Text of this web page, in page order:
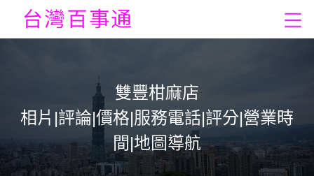
雙豐柑麻店
相片|評論|價格|服務電話|評分|營業時
間|地圖導航